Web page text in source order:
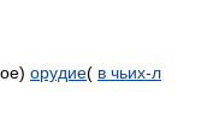
орудие( в чьих-л